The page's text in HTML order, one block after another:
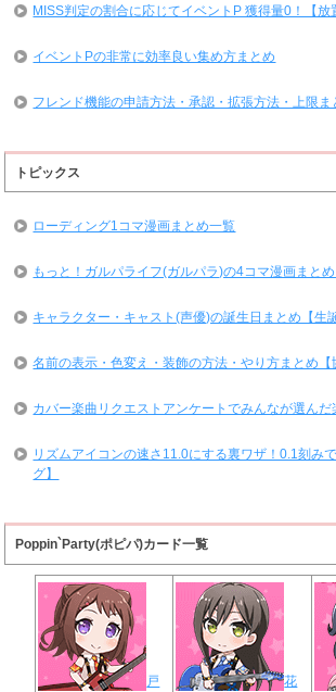
MISS判定の割合に応じてイベントP 獲得量0！【放
イベントPの非常に効率良い集め方まとめ
フレンド機能の申請方法・承認・拡張方法・上限ま
トピックス
ローディング1コマ漫画まとめ一覧
もっと！ガルパライフ(ガルパラ)の4コマ漫画まとめ
キャラクター・キャスト(声優)の誕生日まとめ【生
名前の表示・色変え・装飾の方法・やり方まとめ【
カバー楽曲リクエストアンケートでみんなが選んだ
リズムアイコンの速さ11.0にする裏ワザ！0.1刻み
グ】
Poppin`Party(ポピパ)カード一覧
戸 花